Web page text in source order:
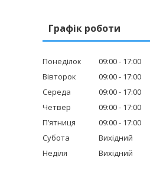
Графік роботи
Понеділок 09:00
17:00
Вівторок
09:00
17:00
Середа
09:00
17:00
Четвер
09:00
17:00
Пʼятниця
09:00
17:00
Субота
Вихідний
Неділя
Вихідний